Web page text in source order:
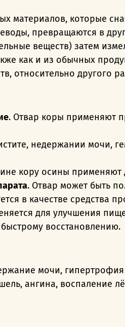
материалов, которые
превращаются в
веществ) затем
как и из обычных
относительно другого
. Отвар коры применяют
недержании мочи,
кору осины применяют
. Отвар может быть
в качестве средства
для улучшения
быстрому восстановлению.
мочи,
ангина, воспаление